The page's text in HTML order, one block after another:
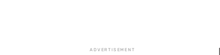
ADVERTISEMENT